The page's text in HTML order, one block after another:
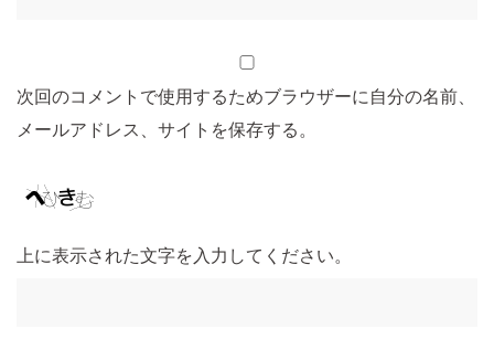
次回のコメントで使用するためブラウザーに自分の名前、
メールアドレス、サイトを保存する。
上に表示された文字を入力してください。